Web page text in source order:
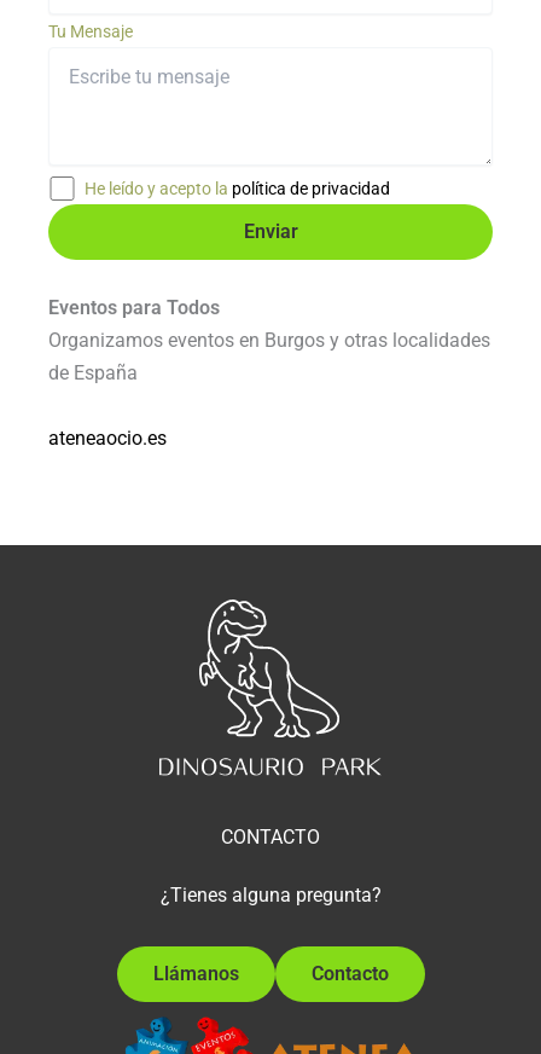
Tu Mensaje
He leído y acepto la política de privacidad
Eventos para Todos
Organizamos eventos en Burgos y otras localidades
de España
ateneaocio.es
CONTACTO
¿Tienes alguna pregunta?
Llámanos Contacto